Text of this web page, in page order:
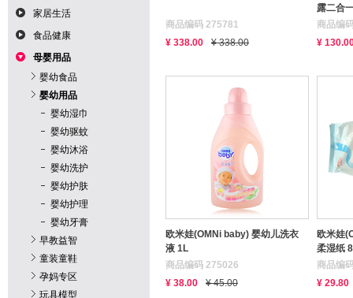
家居生活
食品健康
母婴用品
婴幼食品
婴幼用品
婴幼湿巾
婴幼驱蚊
婴幼沐浴
婴幼洗护
婴幼护肤
婴幼护理
婴幼牙膏
早教益智
童装童鞋
孕妈专区
玩具模型
商品编码 275781
¥ 338.00
¥ 338.00
露二合
商品编
¥
欧米娃(OMNi baby) 婴幼儿洗衣
液 1L
商品编码 275026
¥ 38.00
¥ 45.00
欧米娃
柔湿纸
商品编
¥ 29.80